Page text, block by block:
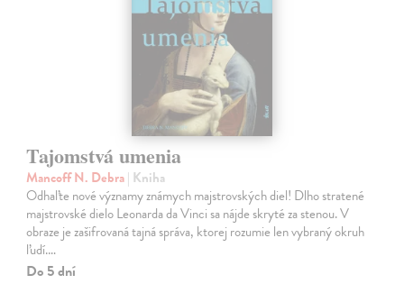
Tajomstvá umenia
Mancoff N. Debra| Kniha
Odhaľte nové významy známych majstrovských diel! Dlho stratené
majstrovské dielo Leonarda da Vinci sa nájde skryté za stenou. V
obraze je zašifrovaná tajná správa, ktorej rozumie len vybraný okruh
ľudí.…
Do 5 dní